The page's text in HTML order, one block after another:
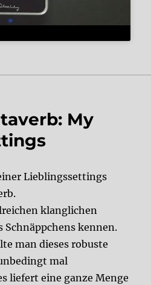
My
Lieblingssettings
klanglichen
kennen.
man dieses robuste
mal
liefert eine ganze Menge